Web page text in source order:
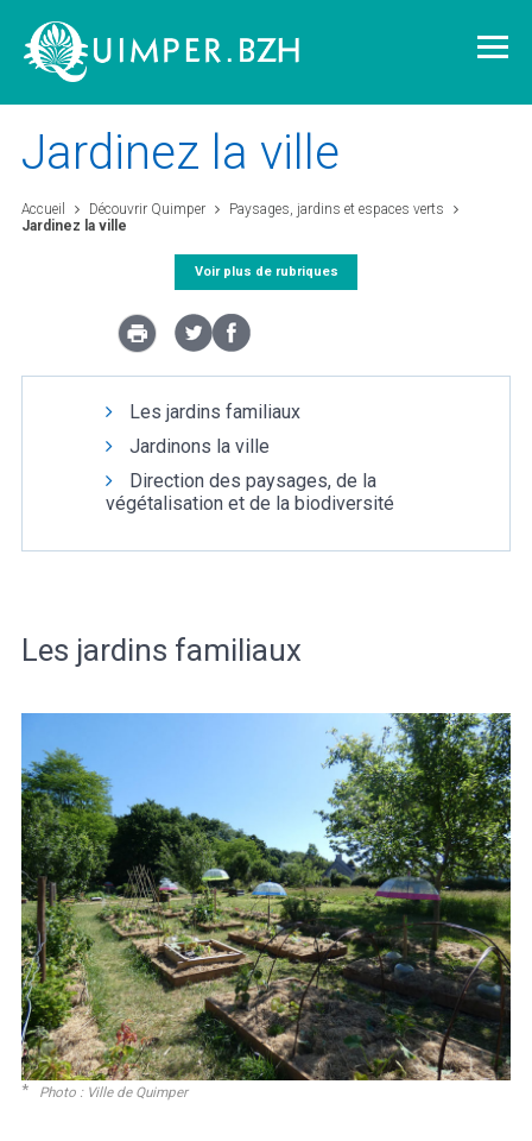
Vivre à Quimper
Découvrir Quimper
Quimper demain
Quimper citoyenne
L'agglomération
BREZHONEG
Jardinez la ville
Accueil Découvrir Quimper
Paysages, jardins et espaces verts
Jardinez la ville
Voir plus de rubriques
Les jardins familiaux
Jardinons la ville
Direction des paysages, de la
végétalisation et de la biodiversité
Les jardins familiaux
Photo : Ville de Quimper